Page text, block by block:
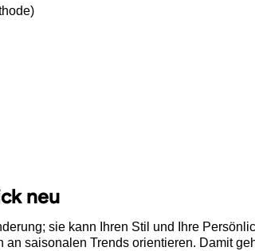
neu
sie kann Ihren Stil und Ihre
saisonalen Trends orientieren. Damit